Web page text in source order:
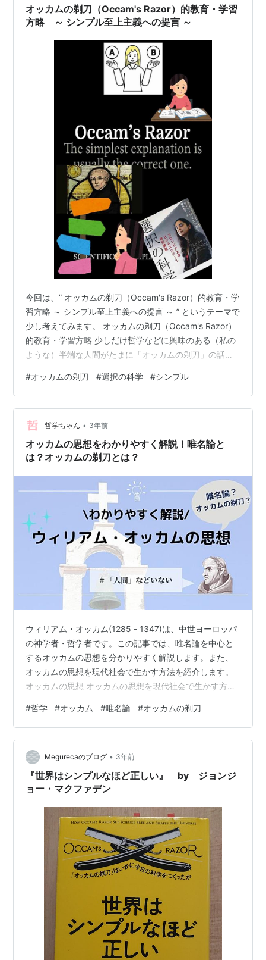
ってさ、“なんでも切っちゃう剣”みたいでカッコいいけ
ど…実際はどういう意味な…
オッカムの剃刀（Occam's Razor）的教育・学習
方略 ～ シンプル至上主義への提言 ～
今回は、” オッカムの剃刀（Occam's Razor）的教育・学
習方略 ～ シンプル至上主義への提言 ～ ” というテーマで
少し考えてみます。 オッカムの剃刀（Occam's Razor）
的教育・学習方略 少しだけ哲学などに興味のある（私の
ような）半端な人間がたまに「オッカムの剃刀」の話を
中世、オッカム村のウィリアムによって提唱されたとさ
れる原理。 ・複数の仮説や説明が存在する場合、最も簡
単なもの、無駄な要素を含まないものが最も正しい可能
性が高いとする考え方。 ・必要以上に多くを仮定すべき
でない ・科学や論理、哲学の分野で頻繁…
#オッカムの剃刀 #選択の科学 #シンプル
哲学ちゃん • 3年前
オッカムの思想をわかりやすく解説！唯名論と
は？オッカムの剃刀とは？
ウィリアム・オッカム(1285 - 1347)は、中世ヨーロッパ
の神学者・哲学者です。この記事では、唯名論を中心と
するオッカムの思想を分かりやすく解説します。また、
オッカムの思想を現代社会で生かす方法を紹介します。
オッカムの思想 オッカムの思想を現代社会で生かす方法
ッカムの主な思想 普遍論争 唯名論 オッカムの剃刀（か
みそり） 他の思想との関係 実践！オッカムの思想を現代
社会で生かす方法 シンプルに考える オッカムのおすすめ
入門書 （おまけ）オッカムの面白エピソード AI学習にも
応用される まとめ オッカムの生涯と時代背景 オッカム
は1…
#哲学 #オッカム #唯名論 #オッカムの剃刀
Megurecaのブログ • 3年前
『世界はシンプルなほど正しい』 by ジョンジ
ョー・マクファデン